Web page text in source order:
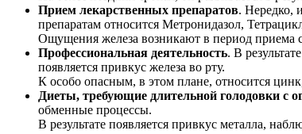
Прием лекарственных препаратов. Нередко,
препаратам относится Метронидазол,
Ощущения железа возникают в период приема
Профессиональная деятельность. В
появляется привкус железа во рту.
К особо опасным, в этом плане, относится
Диеты, требующие длительной голодовки с
обменные процессы.
В результате появляется привкус металла,